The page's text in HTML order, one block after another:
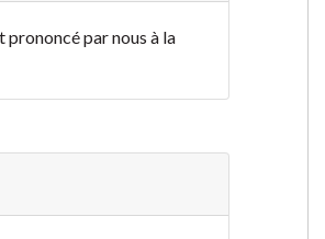
prononcé par nous à la